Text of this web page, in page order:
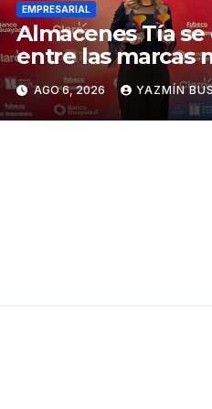
EMPRESARIAL
Almacenes Tía
entre las marcas
influyentes del
AGO 6, 2026 YAZMÍN